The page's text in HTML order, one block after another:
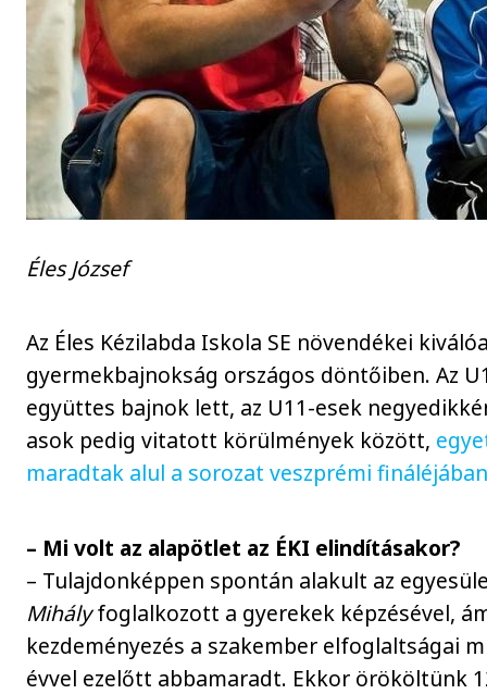
Éles József
Az Éles Kézilabda Iskola SE növendékei
gyermekbajnokság országos döntőiben. Az
együttes bajnok lett, az U11-esek
asok pedig vitatott körülmények között,
maradtak alul a sorozat veszprémi
– Mi volt az alapötlet az ÉKI elindításakor?
– Tulajdonképpen spontán alakult az
Mihályfoglalkozott a gyerekek képzésével,
kezdeményezés a szakember elfoglaltságai
évvel ezelőtt abbamaradt. Ekkor örököltünk